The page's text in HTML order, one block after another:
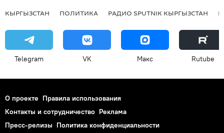
КЫРГЫЗСТАН ПОЛИТИКА РАДИО SPUTNIK КЫРГЫЗСТАН
Telegram VK Макс Rutube
О проекте Правила использования
Контакты и сотрудничество Реклама
Пресс-релизы Политика конфиденциальности